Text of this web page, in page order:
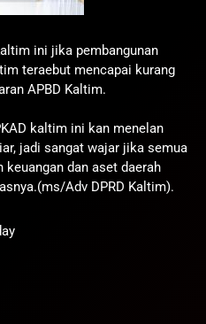
ini jika pembangunan
teraebut mencapai kurang
APBD Kaltim.
kaltim ini kan menelan
jadi sangat wajar jika semua
keuangan dan aset daerah
Adv DPRD Kaltim).